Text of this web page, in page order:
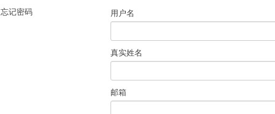
忘记密码
用户名
真实姓名
邮箱